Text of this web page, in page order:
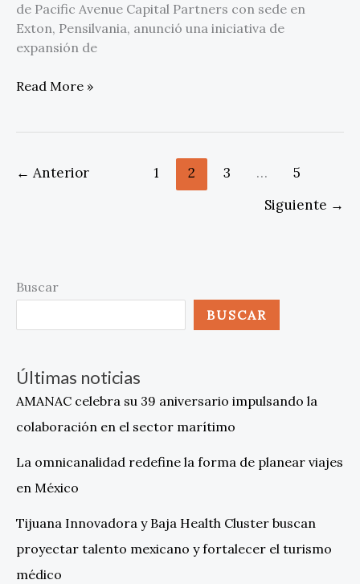
de Pacific Avenue Capital Partners con sede en
Exton, Pensilvania, anunció una iniciativa de
expansión de
Read More »
← Anterior 1 2 3 …
5
Siguiente →
Buscar
BUSCAR
Últimas noticias
AMANAC celebra su 39 aniversario impulsando la
colaboración en el sector marítimo
La omnicanalidad redefine la forma de planear viajes
en México
Tijuana Innovadora y Baja Health Cluster buscan
proyectar talento mexicano y fortalecer el turismo
médico